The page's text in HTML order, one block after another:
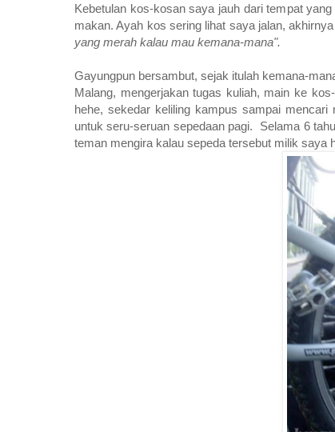
Kebetulan kos-kosan saya jauh dari tempat
makan. Ayah kos sering lihat saya jalan,
yang merah kalau mau kemana-mana".
Gayungpun bersambut, sejak itulah kemana-
Malang, mengerjakan tugas kuliah, main ke
hehe, sekedar keliling kampus sampai
untuk seru-seruan sepedaan pagi. Selama 6
teman mengira kalau sepeda tersebut milik saya